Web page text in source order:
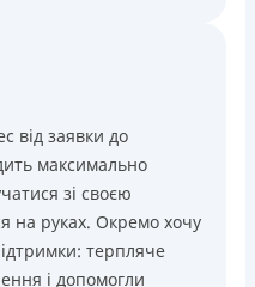
карту сразу после
о предоставлении
клиентам на
лояльности
клиентов
в Viber, Telegram,
від заявки до
максимально
зі своєю
на руках. Окремо хочу
терпляче
і допомогли